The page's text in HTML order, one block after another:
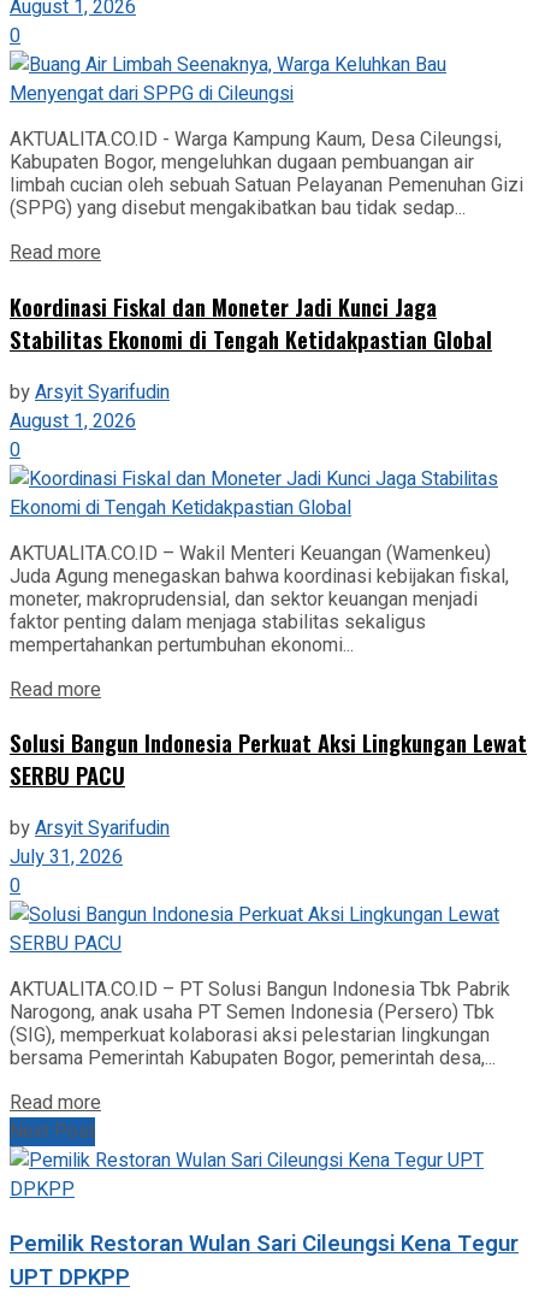
August 1, 2026
0
AKTUALITA.CO.ID - Warga Kampung Kaum, Desa Cileungsi,
Kabupaten Bogor, mengeluhkan dugaan pembuangan air
limbah cucian oleh sebuah Satuan Pelayanan Pemenuhan Gizi
(SPPG) yang disebut mengakibatkan bau tidak sedap...
Read more
‎Koordinasi Fiskal dan Moneter Jadi Kunci Jaga
Stabilitas Ekonomi di Tengah Ketidakpastian Global
byArsyit Syarifudin
August 1, 2026
0
AKTUALITA.CO.ID – Wakil Menteri Keuangan (Wamenkeu)
Juda Agung menegaskan bahwa koordinasi kebijakan fiskal,
moneter, makroprudensial, dan sektor keuangan menjadi
faktor penting dalam menjaga stabilitas sekaligus
mempertahankan pertumbuhan ekonomi...
Read more
Solusi Bangun Indonesia Perkuat Aksi Lingkungan Lewat
SERBU PACU
byArsyit Syarifudin
July 31, 2026
0
AKTUALITA.CO.ID – PT Solusi Bangun Indonesia Tbk Pabrik
Narogong, anak usaha PT Semen Indonesia (Persero) Tbk
(SIG), memperkuat kolaborasi aksi pelestarian lingkungan
bersama Pemerintah Kabupaten Bogor, pemerintah desa,...
Read more
Next Post
Pemilik Restoran Wulan Sari Cileungsi Kena Tegur
UPT DPKPP